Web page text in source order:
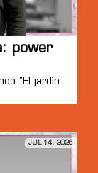
power
"El jardín
JUL 14, 2026